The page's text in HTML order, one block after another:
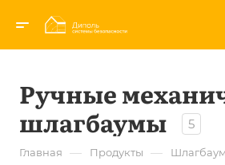
Ручные
шлагбаумы
5
Главная — Продукты —